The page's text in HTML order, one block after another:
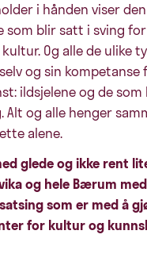
i hånden viser
som blir satt i sving
Og alle de ulike
og sin kompetanse
ildsjelene og de
Alt og alle henger
alene.
glede og ikke rent
og hele Bærum
satsing som er med å
for kultur og